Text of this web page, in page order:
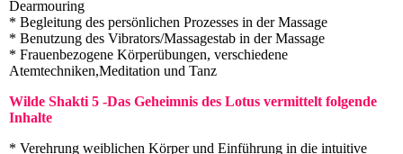
Dearmouring
* Begleitung des persönlichen Prozesses in der Massage
* Benutzung des Vibrators/Massagestab in der Massage
* Frauenbezogene Körperübungen, verschiedene
Atemtechniken,Meditation und Tanz
Wilde Shakti 5 -Das Geheimnis des Lotus vermittelt folgende
Inhalte
* Verehrung weiblichen Körper und Einführung in die intuitive